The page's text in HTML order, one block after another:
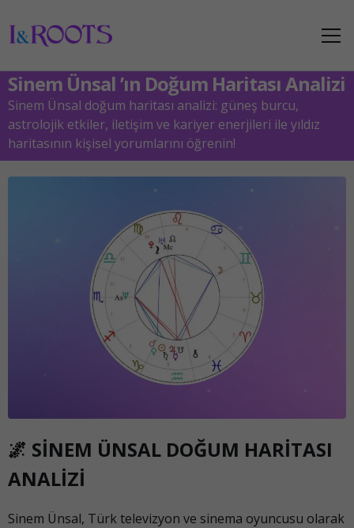
Sinem Ünsal ’ın Doğum Haritası Analizi
Sinem Ünsal doğum haritası analizi: güneş burcu,
astrolojik etkiler, iletişim ve kariyer enerjileri ile yıldız
haritasının kişisel yorumlarını öğrenin!
🌌 SİNEM ÜNSAL DOĞUM HARİTASI
ANALİZİ
Sinem Ünsal, Türk televizyon ve sinema oyuncusu olarak